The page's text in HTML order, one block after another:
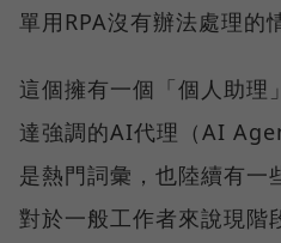
單用RPA沒有辦法處理的
這個擁有一個「個人助理
達強調的AI代理（AI
是熱門詞彙，也陸續有一
對於一般工作者來說現階